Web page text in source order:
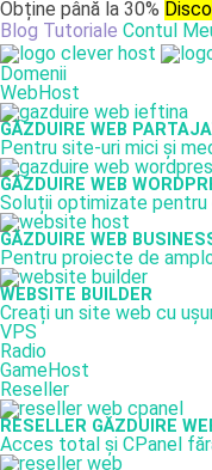
Obține până la 30%
Blog Tutoriale Contul
Domenii
WebHost
GĂZDUIRE WEB
Pentru site-uri mici și
GĂZDUIRE WEB
Soluții optimizate pentru
GĂZDUIRE WEB
Pentru proiecte de
WEBSITE BUILDER
Creați un site web cu
VPS
Radio
GameHost
Reseller
RESELLER GĂZDUIRE
Acces total și CPanel